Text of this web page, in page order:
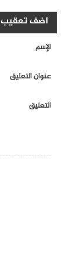
اضف تعقيب
الإسم
عنوان التعليق
التعليق